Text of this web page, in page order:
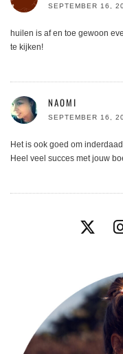
SEPTEMBER 16,
huilen is af en toe gewoon
te kijken!
NAOMI
SEPTEMBER 16,
Het is ook goed om
Heel veel succes met jouw